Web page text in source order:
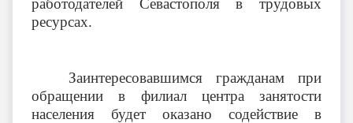
работодателей Севастополя в трудовых
ресурсах.
Заинтересовавшимся гражданам при
обращении в филиал центра занятости
населения будет оказано содействие в